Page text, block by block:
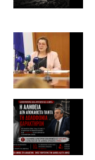
Μήνυμα ότι τα
Γιατί οι
Και οι
αφήνουν χώρο
ξαναγράψουν
Σήμερα, λοιπόν,